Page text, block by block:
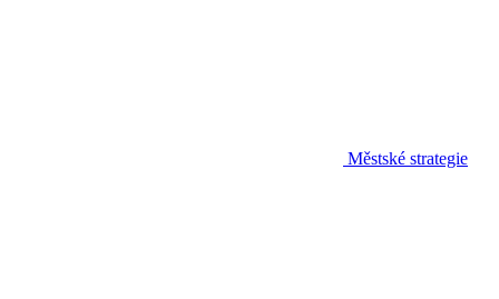
Městské strategie